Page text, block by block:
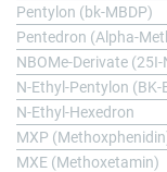
Pentylon (bk-MBDP)
Pentedron (Alpha-
NBOMe-Derivate
N-Ethyl-Pentylon (BK-
N-Ethyl-Hexedron
MXP
MXE (Methoxetamin)